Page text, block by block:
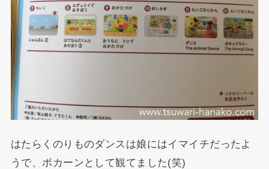
はたらくのりものダンスは娘にはイマイチだったよ
うで、ポカーンとして観てました(笑)